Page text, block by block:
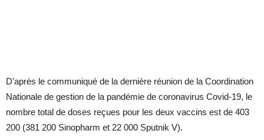
D’après le communiqué de la dernière réunion de la Coordination
Nationale de gestion de la pandémie de coronavirus Covid-19, le
nombre total de doses reçues pour les deux vaccins est de 403
200 (381 200 Sinopharm et 22 000 Sputnik V).